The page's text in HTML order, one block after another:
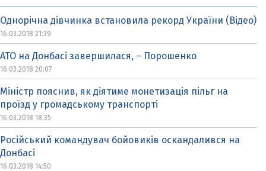
Однорічна дівчинка встановила рекорд України (Відео)
16.03.2018 21:39
АТО на Донбасі завершилася, – Порошенко
16.03.2018 20:07
Міністр пояснив, як діятиме монетизація пільг на
проїзд у громадському транспорті
16.03.2018 18:35
Російський командувач бойовиків оскандалився на
Донбасі
16.03.2018 14:50